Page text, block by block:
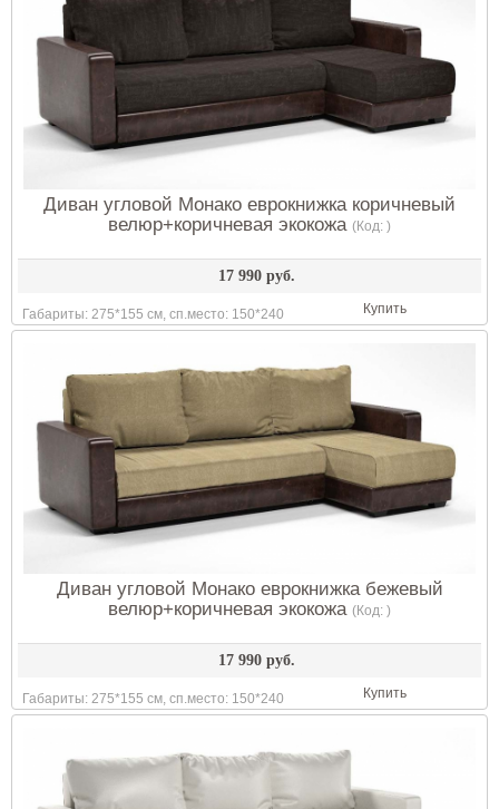
Диван угловой Монако еврокнижка коричневый
велюр+коричневая экокожа (Код: )
17 990 руб.
Габариты: 275*155 см, сп.место: 150*240 Купить
Диван угловой Монако еврокнижка бежевый
велюр+коричневая экокожа (Код: )
17 990 руб.
Габариты: 275*155 см, сп.место: 150*240 Купить